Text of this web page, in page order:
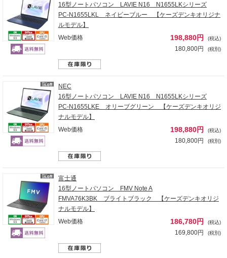
16型ノートパソコン LAVIE N16 N1655LKシリーズ
PC-N1655LKL ネイビーブルー 【ケーズデンキオリジナ
ルモデル】
Web価格
198,880円 (税込)
180,800円 (税別)
NEC
16型ノートパソコン LAVIE N16 N1655LKシリーズ
PC-N1655LKE オリーブグリーン 【ケーズデンキオリジ
ナルモデル】
Web価格
198,880円 (税込)
180,800円 (税別)
富士通
16型ノートパソコン FMV Note A
FMVA76K3BK ブライトブラック 【ケーズデンキオリジ
ナルモデル】
Web価格
186,780円 (税込)
169,800円 (税別)